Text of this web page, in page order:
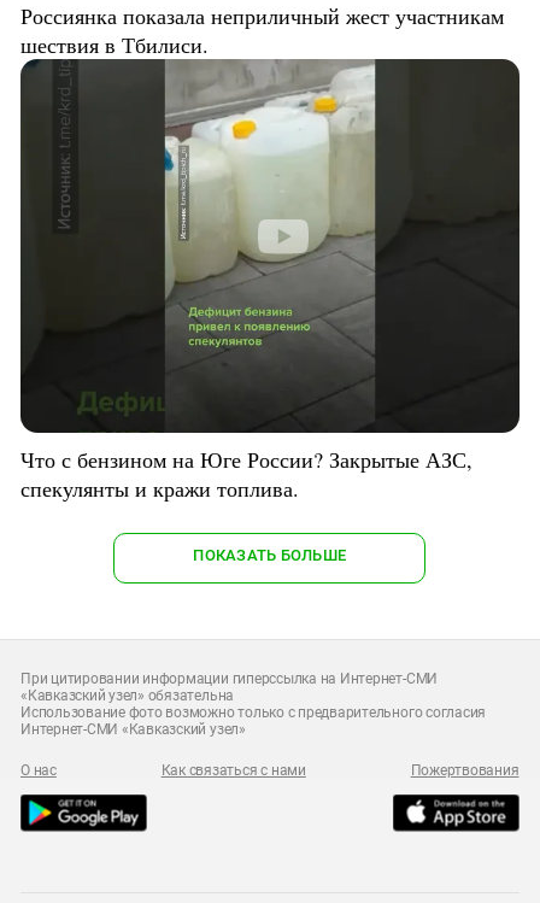
Россиянка показала неприличный жест участникам
шествия в Тбилиси.
Что с бензином на Юге России? Закрытые АЗС,
спекулянты и кражи топлива.
ПОКАЗАТЬ БОЛЬШЕ
При цитировании информации гиперссылка на Интернет-СМИ
«Кавказский узел» обязательна
Использование фото возможно только с предварительного согласия
Интернет-СМИ «Кавказский узел»
О нас Как связаться с нами Пожертвования